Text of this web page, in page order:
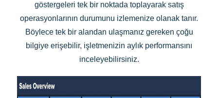
göstergeleri tek bir noktada toplayarak satış
operasyonlarının durumunu izlemenize olanak tanır.
Böylece tek bir alandan ulaşmanız gereken çoğu
bilgiye erişebilir, işletmenizin aylık performansını
inceleyebilirsiniz.